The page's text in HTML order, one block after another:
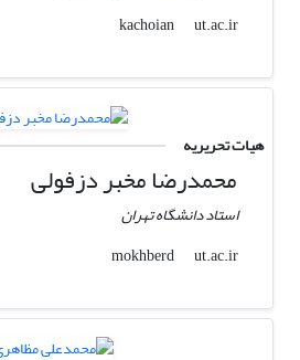
kachoian
ut.ac.ir
هیات تحریریه
محمدرضا مخبر دزفولی
استاد دانشگاه تهران
mokhberd
ut.ac.ir